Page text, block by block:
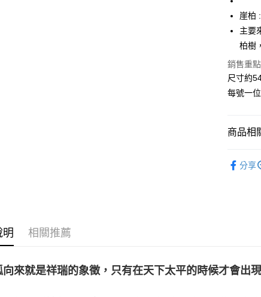
街口支付
悠遊付
運送方
每筆
每筆
付款後門
崖柏 :
主要
柏樹
銷售重點
尺寸約
每號一位
商品相
分享
明 相關推薦
向來就是祥瑞的象徵，只有在天下太平的時候才會出現